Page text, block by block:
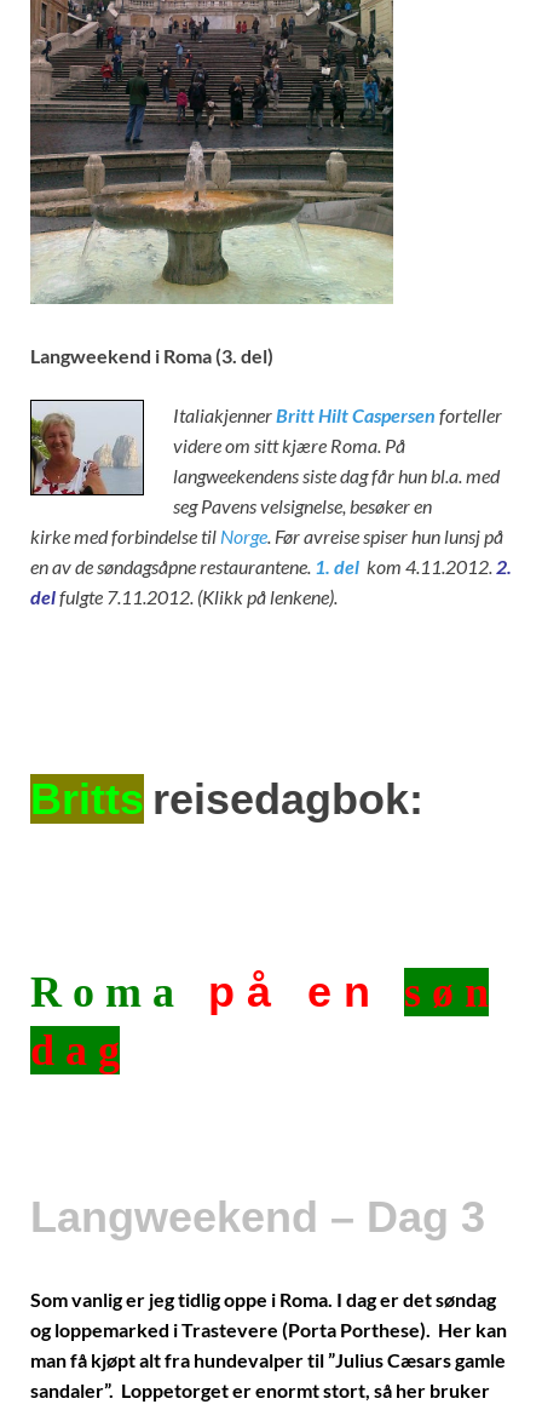
Langweekend i Roma (3. del)
Italiakjenner Britt Hilt Caspersen forteller
videre om sitt kjære Roma. På
langweekendens siste dag får hun bl.a. med
seg Pavens velsignelse, besøker en
kirke med forbindelse til Norge . Før avreise spiser hun lunsj på
en av de søndagsåpne restaurantene. 1. del kom 4.11.2012. 2.
delfulgte 7.11.2012. (Klikk på lenkene).
Britts reisedagbok:
R o m a p å e n
s ø n
d a g
Langweekend – Dag 3
Som vanlig er jeg tidlig oppe i Roma. I dag er det søndag
og loppemarked i Trastevere (Porta Porthese). Her kan
man få kjøpt alt fra hundevalper til ”Julius Cæsars gamle
sandaler”. Loppetorget er enormt stort, så her bruker